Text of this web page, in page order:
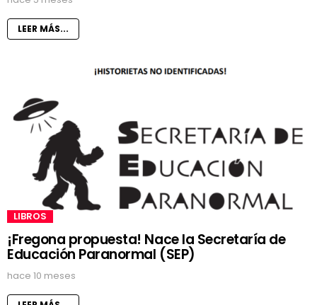
LEER MÁS...
LIBROS
¡Fregona propuesta! Nace la Secretaría de
Educación Paranormal (SEP)
hace 10 meses